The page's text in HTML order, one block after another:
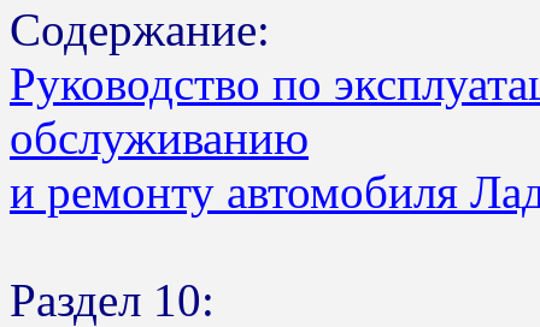
Содержание:
Руководство по
обслуживанию
и ремонту автомобиля
Раздел 10: